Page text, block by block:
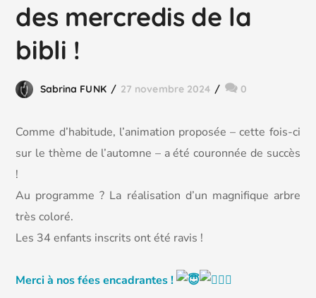
des mercredis de la
bibli !
Sabrina FUNK 27 novembre 2024 0
Comme d’habitude, l’animation proposée – cette fois-ci
sur le thème de l’automne – a été couronnée de succès
!
Au programme ? La réalisation d’un magnifique arbre
très coloré.
Les 34 enfants inscrits ont été ravis !
Merci à nos fées encadrantes !